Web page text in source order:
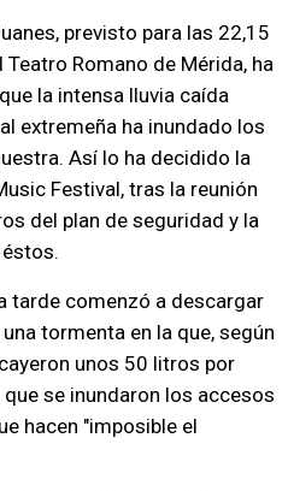
previsto para las 22,15
Romano de Mérida, ha
la intensa lluvia caída
extremeña ha inundado los
Así lo ha decidido la
Festival, tras la reunión
del plan de seguridad y la
tarde comenzó a descargar
tormenta en la que, según
unos 50 litros por
se inundaron los accesos
hacen "imposible el